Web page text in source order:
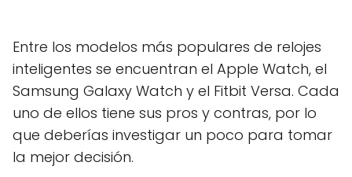
Entre los modelos más populares de relojes
inteligentes se encuentran el Apple Watch, el
Samsung Galaxy Watch y el Fitbit Versa. Cada
uno de ellos tiene sus pros y contras, por lo
que deberías investigar un poco para tomar
la mejor decisión.